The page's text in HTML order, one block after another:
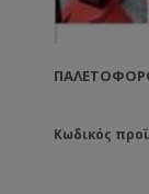
Κωδικός